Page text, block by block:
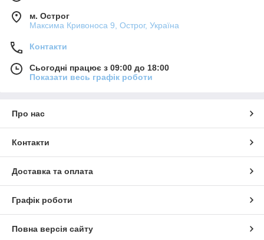
м. Острог
Максима Кривоноса 9, Острог, Україна
Контакти
Сьогодні працює з 09:00 до 18:00
Показати весь графік роботи
Про нас
Контакти
Доставка та оплата
Графік роботи
Повна версія сайту